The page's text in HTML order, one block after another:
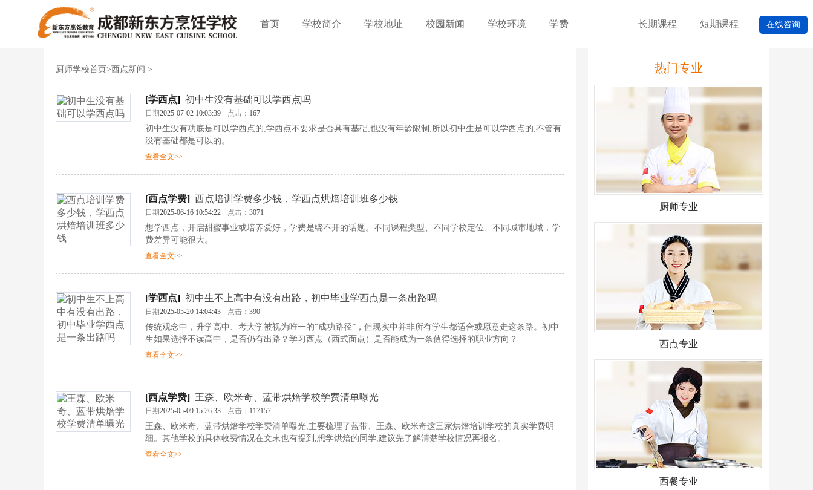
首页 学校简介 学校地址 校园新闻 学校环境 学费 长期课程 短期课程 在线咨询
厨师学校首页 >西点新闻 >
[学西点] 初中生没有基础可以学西点吗
日期2025-07-02 10:03:39 点击： 167
初中生没有功底是可以学西点的,学西点不要求是否具有基础,也没有年龄限制,所以初中生是可以学西点的,不管有
没有基础都是可以的。
查看全文>>
[西点学费] 西点培训学费多少钱，学西点烘焙培训班多少钱
日期2025-06-16 10:54:22 点击： 3071
想学西点，开启甜蜜事业或培养爱好，学费是绕不开的话题。不同课程类型、不同学校定位、不同城市地域，学
费差异可能很大。
查看全文>>
[学西点] 初中生不上高中有没有出路，初中毕业学西点是一条出路吗
日期2025-05-20 14:04:43 点击： 390
传统观念中，升学高中、考大学被视为唯一的“成功路径”，但现实中并非所有学生都适合或愿意走这条路。初中
生如果选择不读高中，是否仍有出路？学习西点（西式面点）是否能成为一条值得选择的职业方向？
查看全文>>
[西点学费] 王森、欧米奇、蓝带烘焙学校学费清单曝光
日期2025-05-09 15:26:33 点击： 117157
王森、欧米奇、蓝带烘焙学校学费清单曝光,主要梳理了蓝带、王森、欧米奇这三家烘焙培训学校的真实学费明
细。其他学校的具体收费情况在文末也有提到,想学烘焙的同学,建议先了解清楚学校情况再报名。
查看全文>>
热门专业
厨师专业
西点专业
西餐专业